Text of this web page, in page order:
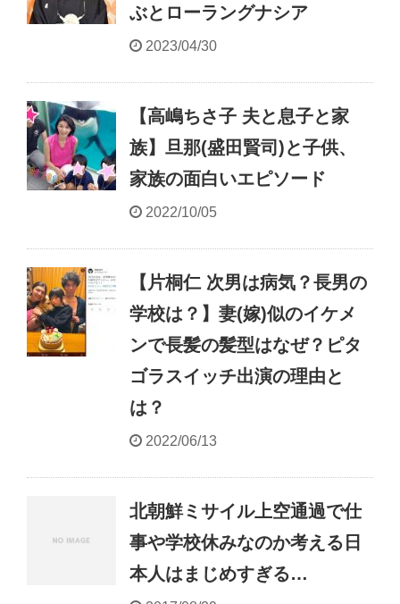
ぶとローラングナシア
2023/04/30
【高嶋ちさ子 夫と息子と家
族】旦那(盛田賢司)と子供、
家族の面白いエピソード
2022/10/05
【片桐仁 次男は病気？長男の
学校は？】妻(嫁)似のイケメ
ンで長髪の髪型はなぜ？ピタ
ゴラスイッチ出演の理由と
は？
2022/06/13
北朝鮮ミサイル上空通過で仕
事や学校休みなのか考える日
本人はまじめすぎる…